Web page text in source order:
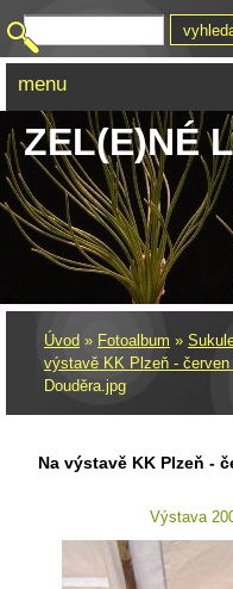
ZEL(E)NÉ
Úvod » Fotoalbum »
výstavě KK Plzeň - červen
Douděra.jpg
Na výstavě KK Plzeň -
Výstava
menu